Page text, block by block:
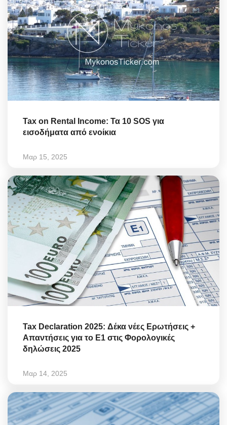
Tax on Rental Income: Τα 10 SOS για
εισοδήματα από ενοίκια
Μαρ 15, 2025
Tax Declaration 2025: Δέκα νέες Ερωτήσεις +
Απαντήσεις για το Ε1 στις Φορολογικές
δηλώσεις 2025
Μαρ 14, 2025